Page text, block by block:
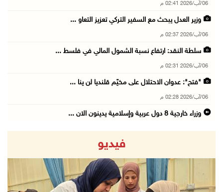
06/آب/2026 02:41 م
وزير العدل يبحث مع السفير التركي تعزيز التعاو ...
06/آب/2026 02:37 م
سلطة النقد: ارتفاع نسبة الشمول المالي في فلسط ...
06/آب/2026 02:31 م
"فتح": عدوان الاحتلال على مخيّم قلنديا لن ينا ...
06/آب/2026 02:28 م
وزراء خارجية 8 دول عربية وإسلامية يدينون الان ...
الاحتلال يسلّم إخطارات بهدم منازل ومنشآت في ج ...
06/آب/2026 02:02 م
افتتاح سوق الباذنجان البتيري السنوي في بتير غ ...
فيديو